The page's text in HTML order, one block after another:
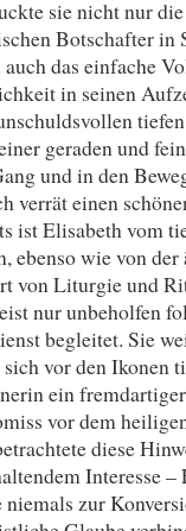
sie nicht nur
Botschafter in
auch das einfache
in seinen
geraden und
und in den
verrät einen
ist Elisabeth vom
ebenso wie von
von Liturgie und
nur unbeholfen
begleitet. Sie
vor den Ikonen
ein
vor dem
diese
Interesse
niemals zur